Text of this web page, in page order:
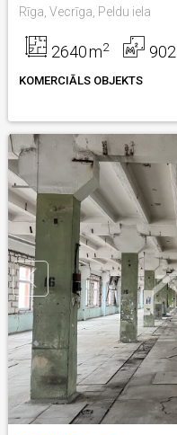
Rīga, Vecrīga, Peldu iela
2640m2 902
KOMERCIĀLS OBJEKTS